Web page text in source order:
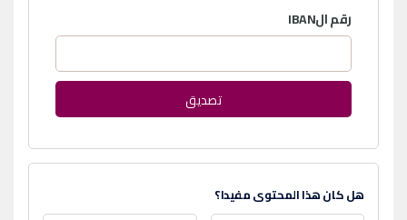
رقم الIBAN
تصديق
هل كان هذا المحتوى مفيدا؟